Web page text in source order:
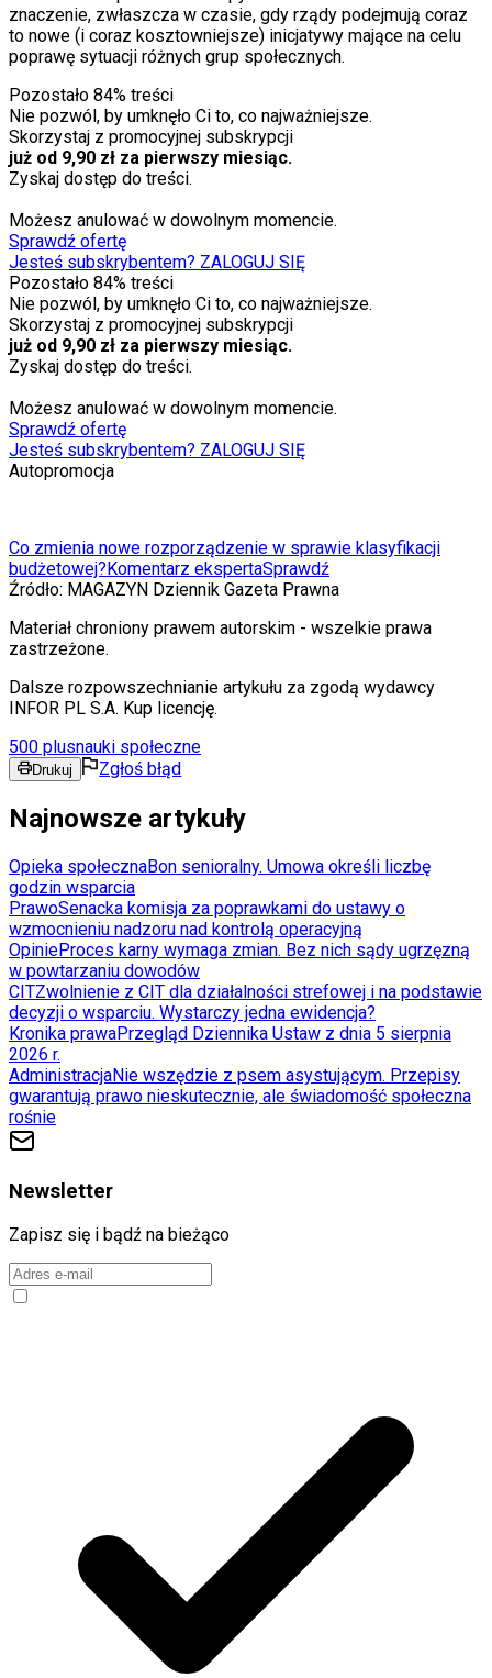
znaczenie, zwłaszcza w czasie, gdy rządy podejmują coraz
to nowe (i coraz kosztowniejsze) inicjatywy mające na celu
poprawę sytuacji różnych grup społecznych.
Pozostało 84% treści
Nie pozwól, by umknęło Ci to, co najważniejsze.
Skorzystaj z promocyjnej subskrypcji
już od 9,90 zł za pierwszy miesiąc.
Zyskaj dostęp do treści.
Możesz anulować w dowolnym momencie.
Sprawdź ofertę
Jesteś subskrybentem? ZALOGUJ SIĘ
Pozostało 84% treści
Nie pozwól, by umknęło Ci to, co najważniejsze.
Skorzystaj z promocyjnej subskrypcji
już od 9,90 zł za pierwszy miesiąc.
Zyskaj dostęp do treści.
Możesz anulować w dowolnym momencie.
Sprawdź ofertę
Jesteś subskrybentem? ZALOGUJ SIĘ
Autopromocja
Co zmienia nowe rozporządzenie w sprawie klasyfikacji
budżetowej?Komentarz ekspertaSprawdź
Źródło: MAGAZYN Dziennik Gazeta Prawna
Materiał chroniony prawem autorskim - wszelkie prawa
zastrzeżone.
Dalsze rozpowszechnianie artykułu za zgodą wydawcy
INFOR PL S.A. Kup licencję.
500 plusnauki społeczne
Drukuj Zgłoś błąd
Najnowsze artykuły
Opieka społecznaBon senioralny. Umowa określi liczbę
godzin wsparcia
PrawoSenacka komisja za poprawkami do ustawy o
wzmocnieniu nadzoru nad kontrolą operacyjną
OpinieProces karny wymaga zmian. Bez nich sądy ugrzęzną
w powtarzaniu dowodów
CITZwolnienie z CIT dla działalności strefowej i na podstawie
decyzji o wsparciu. Wystarczy jedna ewidencja?
Kronika prawaPrzegląd Dziennika Ustaw z dnia 5 sierpnia
2026 r.
AdministracjaNie wszędzie z psem asystującym. Przepisy
gwarantują prawo nieskutecznie, ale świadomość społeczna
rośnie
Newsletter
Zapisz się i bądź na bieżąco